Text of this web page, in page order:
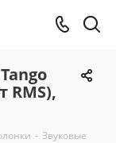
RMS),
- Звуковые